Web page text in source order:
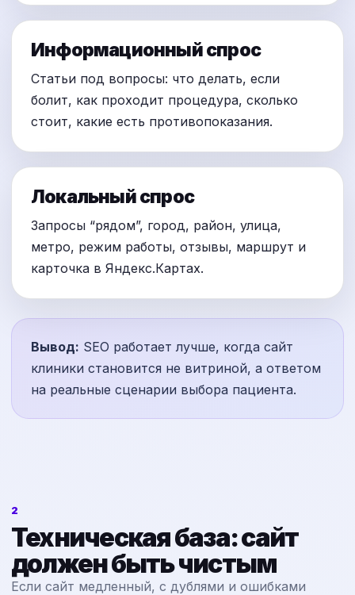
Информационный спрос
Статьи под вопросы: что делать, если
болит, как проходит процедура, сколько
стоит, какие есть противопоказания.
Локальный спрос
Запросы “рядом”, город, район, улица,
метро, режим работы, отзывы, маршрут и
карточка в Яндекс.Картах.
Вывод: SEO работает лучше, когда сайт
клиники становится не витриной, а ответом
на реальные сценарии выбора пациента.
2
Техническая база: сайт
должен быть чистым
Если сайт медленный, с дублями и ошибками